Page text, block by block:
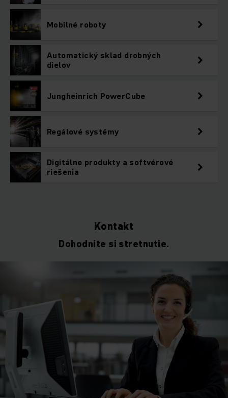
Mobilné roboty
Automatický sklad drobných
dielov
Jungheinrich PowerCube
Regálové systémy
Digitálne produkty a softvérové
riešenia
Kontakt
Dohodnite si stretnutie.